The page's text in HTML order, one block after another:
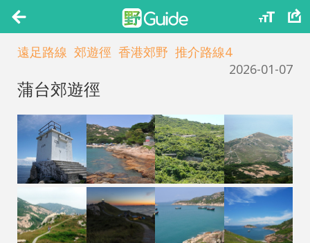
遠足路線 郊遊徑 香港郊野 推介路線4
2026-01-07
蒲台郊遊徑